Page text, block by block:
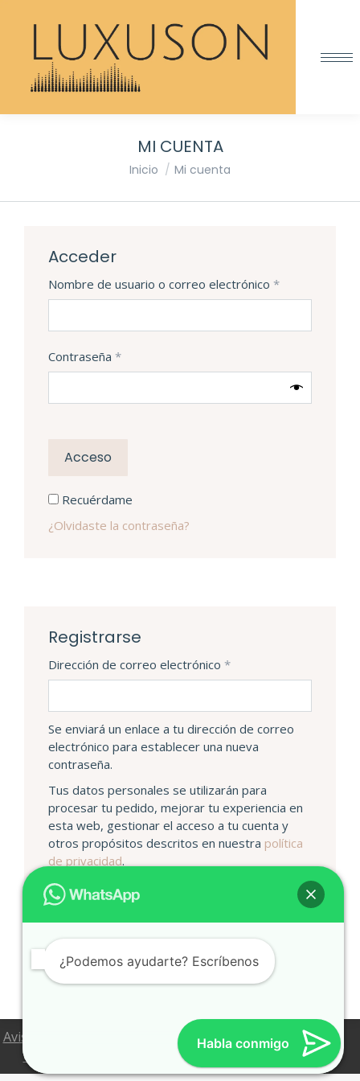
MI CUENTA
Estás aquí:
Inicio Mi cuenta
Acceder
Nombre de usuario o correo electrónico *Obligatorio
Contraseña *Obligatorio
Acceso
Recuérdame
¿Olvidaste la contraseña?
Registrarse
Dirección de correo electrónico *Obligatorio
Se enviará un enlace a tu dirección de correo
electrónico para establecer una nueva
contraseña.
Tus datos personales se utilizarán para
procesar tu pedido, mejorar tu experiencia en
esta web, gestionar el acceso a tu cuenta y
otros propósitos descritos en nuestra política
de privacidad.
Registrarse
Aviso Legal Política de Privacidad
Política de Cookies
Configuración de Cookies
Condiciones de venta
¿Podemos ayudarte? Escríbenos
Habla conmigo